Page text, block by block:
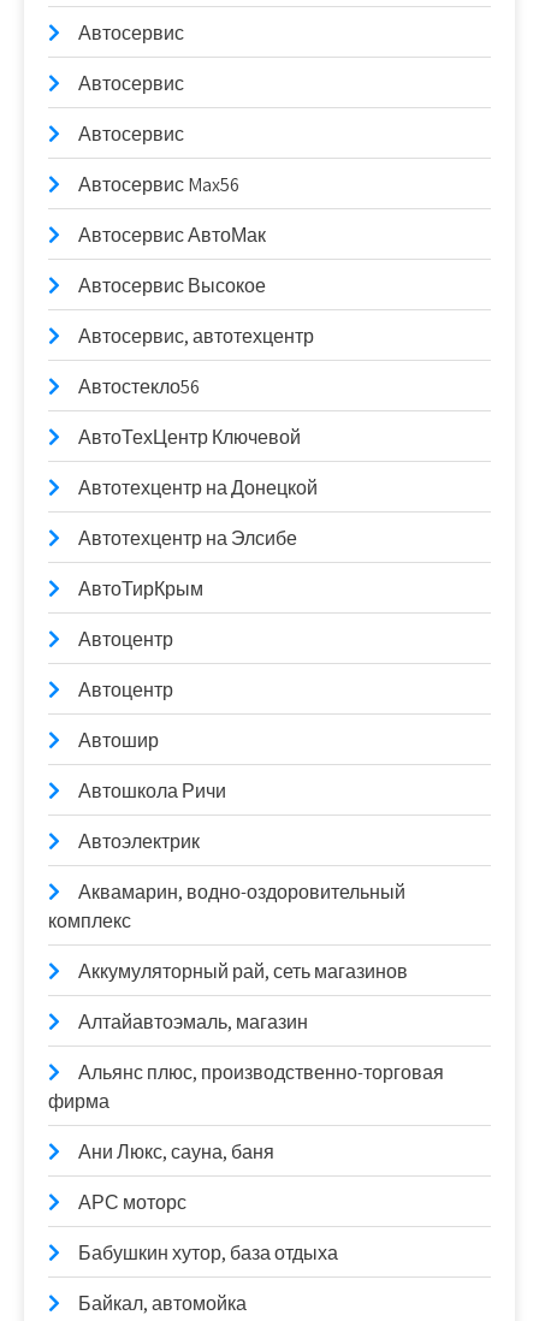
Автосервис
Автосервис
Автосервис
Автосервис Max56
Автосервис АвтоМак
Автосервис Высокое
Автосервис, автотехцентр
Автостекло56
АвтоТехЦентр Ключевой
Автотехцентр на Донецкой
Автотехцентр на Элсибе
АвтоТирКрым
Автоцентр
Автоцентр
Автошир
Автошкола Ричи
Автоэлектрик
Аквамарин, водно-оздоровительный
комплекс
Аккумуляторный рай, сеть магазинов
Алтайавтоэмаль, магазин
Альянс плюс, производственно-торговая
фирма
Ани Люкс, сауна, баня
АРС моторс
Бабушкин хутор, база отдыха
Байкал, автомойка